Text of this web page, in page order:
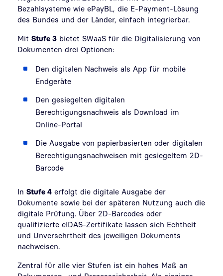
Bezahlsysteme wie ePayBL, die E-Payment-Lösung
des Bundes und der Länder, einfach integrierbar.
Mit Stufe 3 bietet SWaaS für die Digitalisierung von
Dokumenten drei Optionen:
Den digitalen Nachweis als App für mobile
Endgeräte
Den gesiegelten digitalen
Berechtigungsnachweis als Download im
Online-Portal
Die Ausgabe von papierbasierten oder digitalen
Berechtigungsnachweisen mit gesiegeltem 2D-
Barcode
In Stufe 4 erfolgt die digitale Ausgabe der
Dokumente sowie bei der späteren Nutzung auch die
digitale Prüfung. Über 2D-Barcodes oder
qualifizierte eIDAS-Zertifikate lassen sich Echtheit
und Unversehrtheit des jeweiligen Dokuments
nachweisen.
Zentral für alle vier Stufen ist ein hohes Maß an